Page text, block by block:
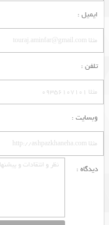
ایمیل :
تلفن :
وبسایت :
دیدگاه :